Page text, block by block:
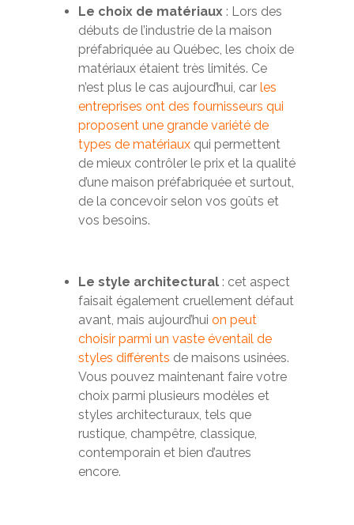
Le choix de matériaux : Lors des
débuts de l’industrie de la maison
préfabriquée au Québec, les choix de
matériaux étaient très limités. Ce
n’est plus le cas aujourd’hui, car les
entreprises ont des fournisseurs qui
proposent une grande variété de
types de matériaux qui permettent
de mieux contrôler le prix et la qualité
d’une maison préfabriquée et surtout,
de la concevoir selon vos goûts et
vos besoins.
Le style architectural : cet aspect
faisait également cruellement défaut
avant, mais aujourd’hui on peut
choisir parmi un vaste éventail de
styles différents de maisons usinées.
Vous pouvez maintenant faire votre
choix parmi plusieurs modèles et
styles architecturaux, tels que
rustique, champêtre, classique,
contemporain et bien d’autres
encore.